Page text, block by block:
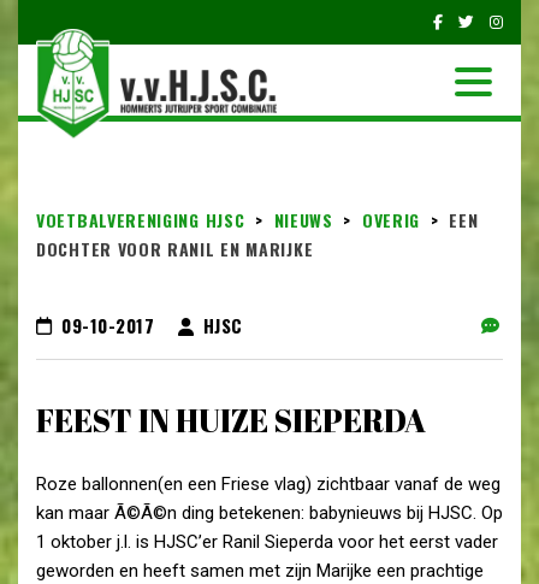
VOETBALVERENIGING HJSC > NIEUWS > OVERIG > EEN
DOCHTER VOOR RANIL EN MARIJKE
09-10-2017 HJSC
FEEST IN HUIZE SIEPERDA
Roze ballonnen(en een Friese vlag) zichtbaar vanaf de weg
kan maar Ã©Ã©n ding betekenen: babynieuws bij HJSC. Op
1 oktober j.l. is HJSC’er Ranil Sieperda voor het eerst vader
geworden en heeft samen met zijn Marijke een prachtige